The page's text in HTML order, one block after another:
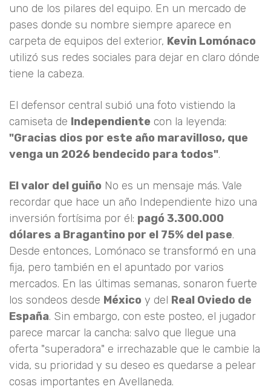
uno de los pilares del equipo. En un mercado de
pases donde su nombre siempre aparece en
carpeta de equipos del exterior, Kevin Lomónaco
utilizó sus redes sociales para dejar en claro dónde
tiene la cabeza.
El defensor central subió una foto vistiendo la
camiseta de Independiente con la leyenda:
"Gracias dios por este año maravilloso, que
venga un 2026 bendecido para todos".
El valor del guiño No es un mensaje más. Vale
recordar que hace un año Independiente hizo una
inversión fortísima por él: pagó 3.300.000
dólares a Bragantino por el 75% del pase.
Desde entonces, Lomónaco se transformó en una
fija, pero también en el apuntado por varios
mercados. En las últimas semanas, sonaron fuerte
los sondeos desde México y del Real Oviedo de
España. Sin embargo, con este posteo, el jugador
parece marcar la cancha: salvo que llegue una
oferta "superadora" e irrechazable que le cambie la
vida, su prioridad y su deseo es quedarse a pelear
cosas importantes en Avellaneda.